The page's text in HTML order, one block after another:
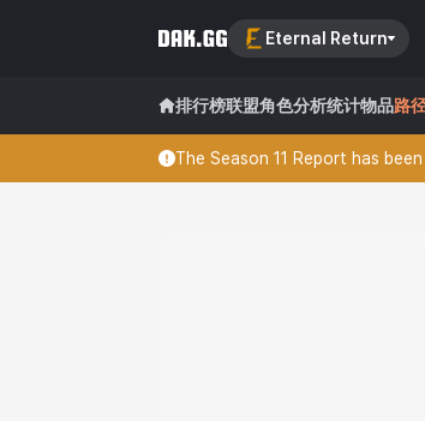
Eternal Return
排行榜联盟角色分析统计物品路
The Season 11 Report has